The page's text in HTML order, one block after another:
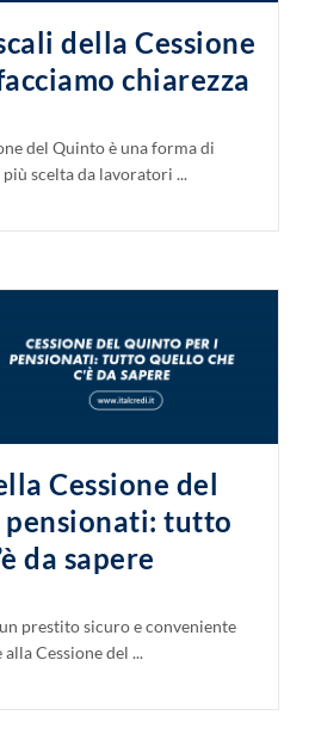
della Cessione
chiarezza
del Quinto è una forma di
scelta da lavoratori ...
Cessione del
tutto
da sapere
prestito sicuro e conveniente
Cessione del ...